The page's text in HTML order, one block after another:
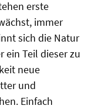
erste
immer
sich die Natur
ein Teil dieser zu
neue
und
Einfach